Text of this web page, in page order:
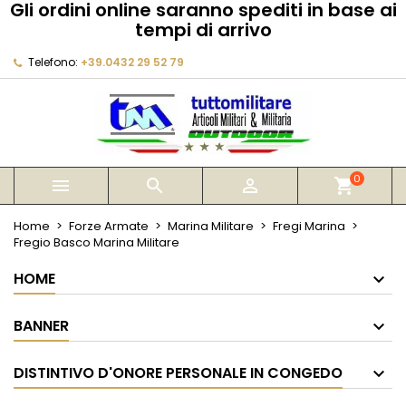
Gli ordini online saranno spediti in base ai
tempi di arrivo
Telefono: +39.0432 29 52 79
   shopping_cart0
Home Forze Armate Marina Militare
Fregi Marina
Fregio Basco Marina Militare
HOME
BANNER
DISTINTIVO D'ONORE PERSONALE IN CONGEDO
My wishlists
add_circle_outline Create new list
Crea lista dei desideri
Annulla Crea lista dei desideri
Devi avere effettuato l'accesso per salvare dei
prodotti nella tua lista dei desideri.
Annulla